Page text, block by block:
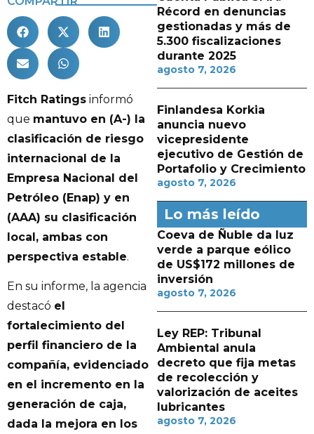
Fitch Ratings informó
que mantuvo en (A-) la
clasificación de riesgo
internacional de la
Empresa Nacional del
Petróleo (Enap) y en
(AAA) su clasificación
local, ambas con
perspectiva estable.
En su informe, la agencia
destacó el
fortalecimiento del
perfil financiero de la
compañía, evidenciado
en el incremento en la
generación de caja,
dada la mejora en los
Récord en denuncias
gestionadas y más de
5.300 fiscalizaciones
durante 2025
agosto 7, 2026
Finlandesa Korkia
anuncia nuevo
vicepresidente
ejecutivo de Gestión de
Portafolio y Crecimiento
agosto 7, 2026
Lo más leído
Coeva de Ñuble da luz
verde a parque eólico
de US$172 millones de
inversión
agosto 7, 2026
Ley REP: Tribunal
Ambiental anula
decreto que fija metas
de recolección y
valorización de aceites
lubricantes
agosto 7, 2026